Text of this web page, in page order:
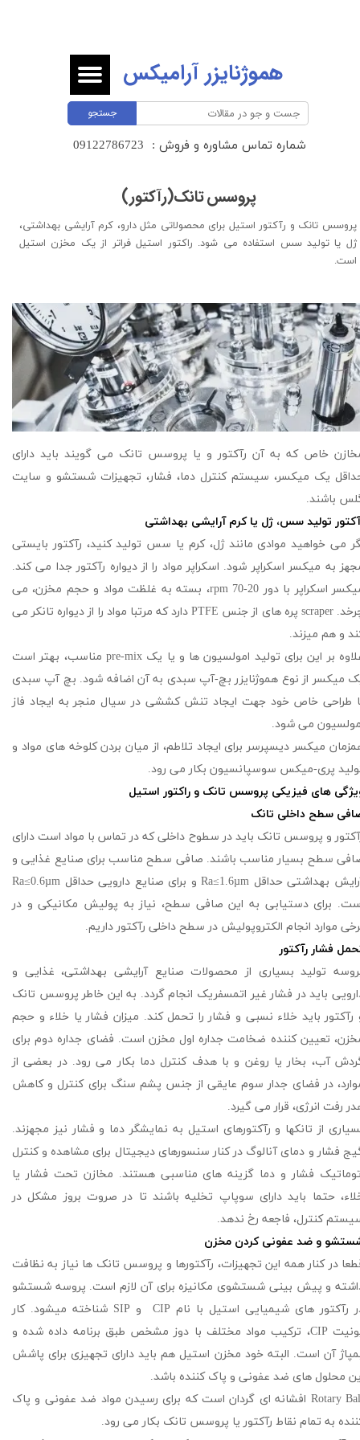
جستجو
هموژنایزر آرامیکس
شماره تماس مشاوره و فروش :
خاص که به آن رآکتور و یا پروسس تانک می گویند باید دارای
یک میکسر، سیستم کنترل دما، فشار، تجهیزات شستشو و سایت
باشند.
تولید سس، ژل یا کرم آرایشی بهداشتی
می خواهید موادی مانند ژل، کرم یا سس تولید کنید، رآکتور بایستی
به میکسر اسکراپر شود. اسکراپر مواد را از دیواره رآکتور جدا می کند.
میکسر اسکراپر با دور 20-70 rpm، بسته به غلظت مواد و حجم مخزن، می
چرخد. scraper پره های از جنس PTFE دارد که مرتبا مواد را از دیواره تانکر می
و هم میزند.
علاوه بر این برای تولید امولسیون ها و یا یک pre-mix مناسب، بهتر است
میکسر از نوع هموژنایزر بچ-آپ سبدی به آن اضافه شود. بچ آپ سبدی
طراحی خاص خود جهت ایجاد تنش کششی در سیال منجر به ایجاد فاز
می شود.
میکسر دیسپرسر برای ایجاد تلاطم، از میان بردن کلوخه های مواد و
پری-میکس سوسپانسیون بکار می رود.
های فیزیکی پروسس تانک و راکتور استیل
سطح داخلی تانک
و پروسس تانک باید در سطوح داخلی که در تماس با مواد است دارای
سطح بسیار مناسب باشند. صافی سطح مناسب برای صنایع غذایی و
آرایش بهداشتی حداقل Ra≤1.6µm و برای صنایع دارویی حداقل Ra≤0.6µm
برای دستیابی به این صافی سطح، نیاز به پولیش مکانیکی و در
موارد انجام الکتروپولیش در سطح داخلی رآکتور داریم.
فشار رآکتور
تولید بسیاری از محصولات صنایع آرایشی بهداشتی، غذایی و
باید در فشار غیر اتمسفریک انجام گردد. به این خاطر پروسس تانک
رآکتور باید خلاء نسبی و فشار را تحمل کند. میزان فشار یا خلاء و حجم
تعیین کننده ضخامت جداره اول مخزن است. فضای جداره دوم برای
آب، بخار یا روغن و با هدف کنترل دما بکار می رود. در بعضی از
در فضای جدار سوم عایقی از جنس پشم سنگ برای کنترل و کاهش
رفت انرژی، قرار می گیرد.
از تانکها و رآکتورهای استیل به نمایشگر دما و فشار نیز مجهزند.
فشار و دمای آنالوگ در کنار سنسورهای دیجیتال برای مشاهده و کنترل
فشار و دما گزینه های مناسبی هستند. مخازن تحت فشار یا
حتما باید دارای سوپاپ تخلیه باشند تا در صروت بروز مشکل در
کنترل، فاجعه رخ ندهد.
و ضد عفونی کردن مخزن
در کنار همه این تجهیزات، رآکتورها و پروسس تانک ها نیاز به نظافت
و پیش بینی شستشوی مکانیزه برای آن لازم است. پروسه شستشو
در رآکتور های شیمیایی استیل با نام CIP و SIP شناخته میشود. کار
یونیت CIP، ترکیب مواد مختلف با دوز مشخص طبق برنامه داده شده و
آن است. البته خود مخزن استیل هم باید دارای تجهیزی برای پاشش
محلول های ضد عفونی و پاک کننده باشد.
Rotary Ball افشانه ای گردان است که برای رسیدن مواد ضد عفونی و پاک
به تمام نقاط رآکتور یا پروسس تانک بکار می رود.
پروسس تانک(رآکتور)
پروسس تانک و رآکتور استیل برای محصولاتی مثل دارو، کرم آرایشی بهداشتی،
ژل یا تولید سس استفاده می شود. راکتور استیل فراتر از یک مخزن استیل
است.